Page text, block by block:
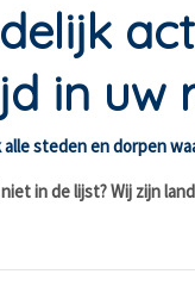
in uw
alle steden en dorpen
in de lijst? Wij zijn